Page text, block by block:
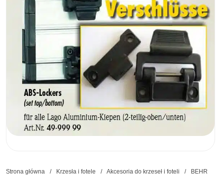
Strona główna / Krzesła i fotele / Akcesoria do krzeseł i foteli /
BEHR